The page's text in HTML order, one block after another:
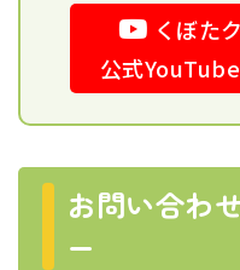
くぼた
公式
お問い合わ
ー